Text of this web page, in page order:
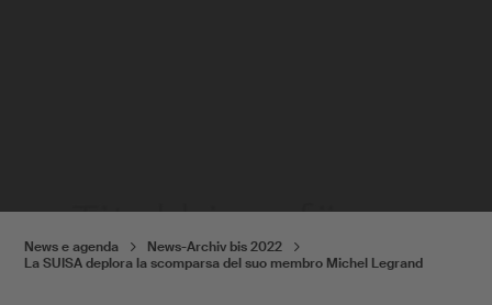
News e agenda
News-Archiv bis 2022
La SUISA deplora la scomparsa del suo membro Michel Legrand